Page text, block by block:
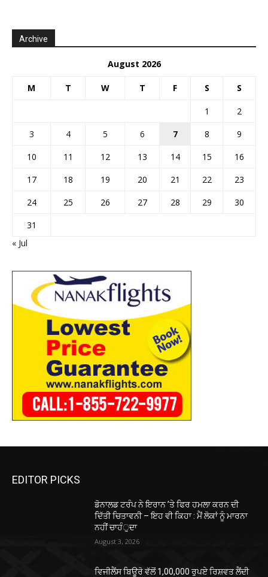
Archive
August 2026
M T W T F S S
1
2
3
4 5 6 7 8
9
10
11 12 13 14 15
16
17
18 19 20 21 22
23
24
25 26 27 28 29
30
31
« Jul
EDITOR PICKS
ਡੋਨਾਲਡ ਟਰੰਪ ਨੇ ਇਰਾਨ ’ਤੇ ਫਿਰ ਹਮਲਾ ਕਰਨ ਦੀ
ਦਿੱਤੀ ਚਿਤਾਵਨੀ – ਇਹ ਵੀ ਕਿਹਾ : ਮੈਂ ਲੋਕਾਂ ਨੂੰ ਮਾਰਨਾ
ਨਹੀਂ ਚਾਹੰੁਦਾ
August 3, 2026
ਵਿਜੀਲੈਂਸ ਬਿਊਰੋ ਵੱਲੋਂ 1,00,000 ਰੁਪਏ ਰਿਸ਼ਵਤ ਲੈਂਦੀ